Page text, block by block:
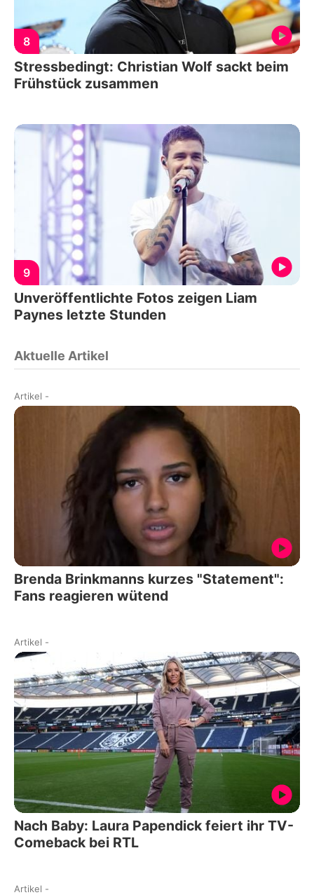
8
Stressbedingt: Christian Wolf sackt beim
Frühstück zusammen
9
Unveröffentlichte Fotos zeigen Liam
Paynes letzte Stunden
Aktuelle Artikel
Artikel -
Brenda Brinkmanns kurzes "Statement":
Fans reagieren wütend
Artikel -
Nach Baby: Laura Papendick feiert ihr TV-
Comeback bei RTL
Artikel -